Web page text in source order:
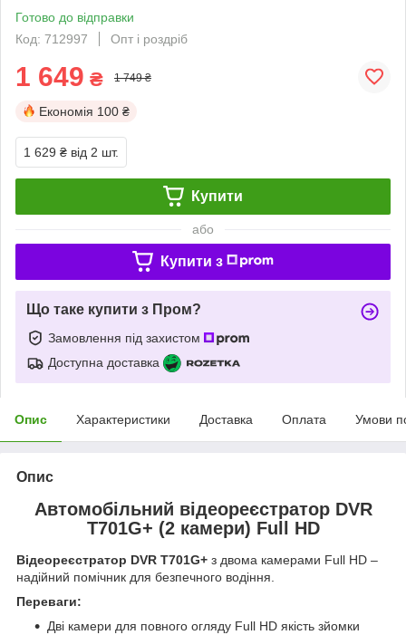
Готово до відправки
Код: 712997
Опт і роздріб
1 649 ₴ 1 749 ₴
Економія 100 ₴
1 629 ₴ від 2 шт.
Купити
або
Купити з
Що таке купити з Пром?
Замовлення під захистом
Доступна доставка
Опис Характеристики Доставка Оплата Умови
Опис
Автомобільний відеореєстратор DVR
T701G+ (2 камери) Full HD
Відеореєстратор DVR T701G+ з двома камерами Full HD –
надійний помічник для безпечного водіння.
Переваги:
Дві камери для повного огляду Full HD якість зйомки